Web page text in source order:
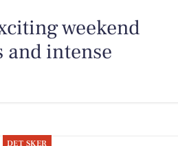
weekend
intense
DET SKER